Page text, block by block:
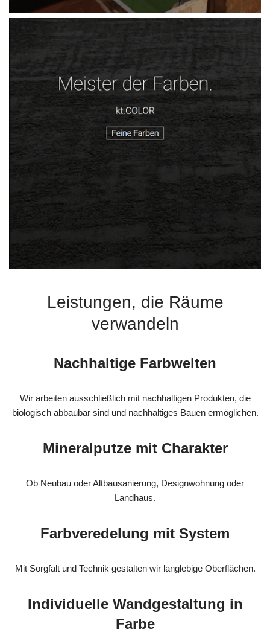
Leistungen, die Räume
verwandeln
Nachhaltige Farbwelten
Wir arbeiten ausschließlich mit nachhaltigen Produkten, die
biologisch abbaubar sind und nachhaltiges Bauen ermöglichen.
Mineralputze mit Charakter
Ob Neubau oder Altbausanierung, Designwohnung oder
Landhaus.
Farbveredelung mit System
Mit Sorgfalt und Technik gestalten wir langlebige Oberflächen.
Individuelle Wandgestaltung in
Farbe